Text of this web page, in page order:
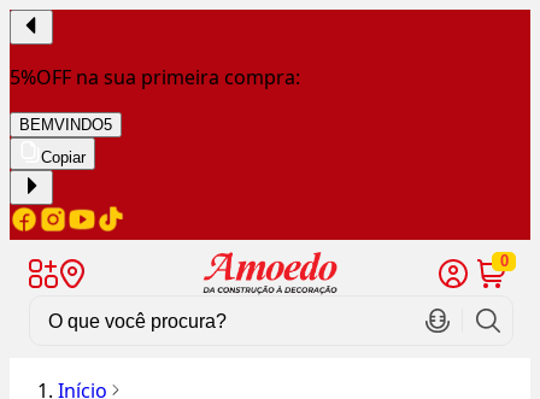
5%OFF na sua primeira compra:
BEMVINDO5
Copiar
0
Início